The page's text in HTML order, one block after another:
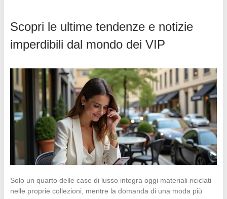
Scopri le ultime tendenze e notizie
imperdibili dal mondo dei VIP
Solo un quarto delle case di lusso integra oggi materiali riciclati
nelle proprie collezioni, mentre la domanda di una moda più